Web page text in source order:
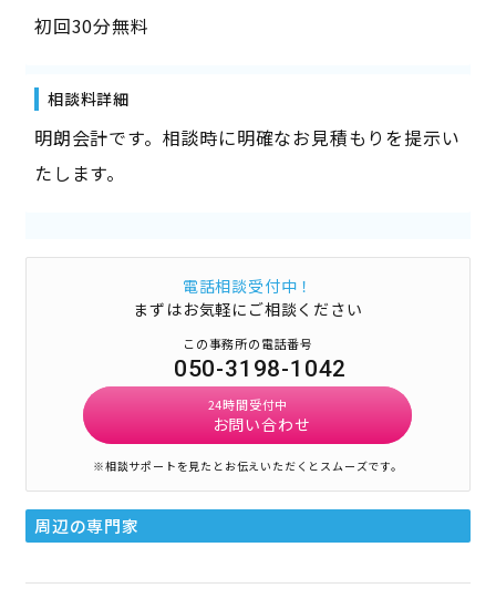
初回30分無料
相談料詳細
明朗会計です。相談時に明確なお見積もりを提示い
たします。
電話相談受付中！
まずはお気軽にご相談ください
この事務所の電話番号
050-3198-1042
24時間受付中
お問い合わせ
※相談サポートを見たとお伝えいただくとスムーズです。
周辺の専門家